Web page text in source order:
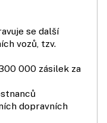
se další
vozů, tzv.
000 zásilek za
dopravních